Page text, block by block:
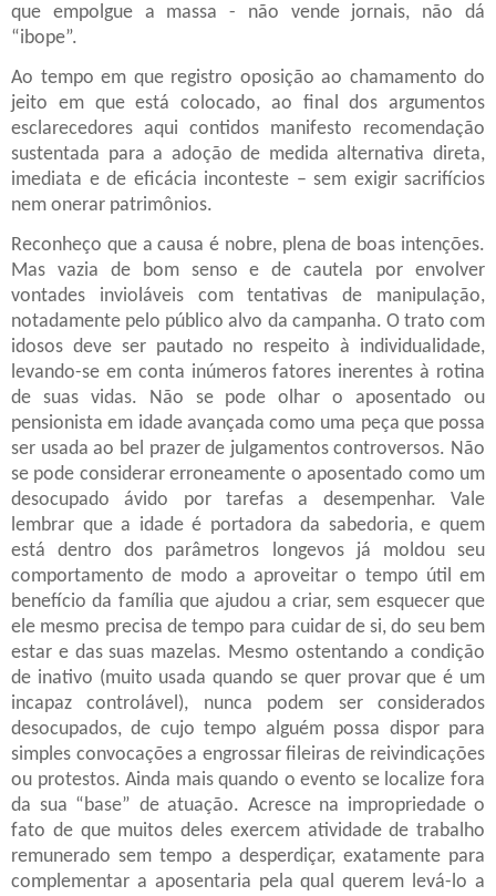
que empolgue a massa - não vende jornais, não dá
“ibope”.
Ao tempo em que registro oposição ao chamamento do
jeito em que está colocado, ao final dos argumentos
esclarecedores aqui contidos manifesto recomendação
sustentada para a adoção de medida alternativa direta,
imediata e de eficácia inconteste – sem exigir sacrifícios
nem onerar patrimônios.
Reconheço que a causa é nobre, plena de boas intenções.
Mas vazia de bom senso e de cautela por envolver
vontades invioláveis com tentativas de manipulação,
notadamente pelo público alvo da campanha. O trato com
idosos deve ser pautado no respeito à individualidade,
levando-se em conta inúmeros fatores inerentes à rotina
de suas vidas. Não se pode olhar o aposentado ou
pensionista em idade avançada como uma peça que possa
ser usada ao bel prazer de julgamentos controversos. Não
se pode considerar erroneamente o aposentado como um
desocupado ávido por tarefas a desempenhar. Vale
lembrar que a idade é portadora da sabedoria, e quem
está dentro dos parâmetros longevos já moldou seu
comportamento de modo a aproveitar o tempo útil em
benefício da família que ajudou a criar, sem esquecer que
ele mesmo precisa de tempo para cuidar de si, do seu bem
estar e das suas mazelas. Mesmo ostentando a condição
de inativo (muito usada quando se quer provar que é um
incapaz controlável), nunca podem ser considerados
desocupados, de cujo tempo alguém possa dispor para
simples convocações a engrossar fileiras de reivindicações
ou protestos. Ainda mais quando o evento se localize fora
da sua “base” de atuação. Acresce na impropriedade o
fato de que muitos deles exercem atividade de trabalho
remunerado sem tempo a desperdiçar, exatamente para
complementar a aposentaria pela qual querem levá-lo a